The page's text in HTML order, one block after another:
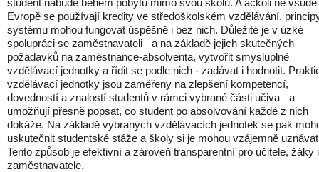
student nabude během pobytu mimo svou školu. A ačkoli ne
Evropě se používají kredity ve středoškolském vzdělávání,
systému mohou fungovat úspěšně i bez nich. Důležité je v úzké
spolupráci se zaměstnavateli
a na základě jejich skutečných
požadavků na zaměstnance-absolventa, vytvořit smysluplné
vzdělávací jednotky a řídit se podle nich - zadávat i hodnotit.
vzdělávací jednotky jsou zaměřeny na zlepšení kompetencí,
dovedností a znalostí studentů v rámci vybrané části učiva
a
umožňují přesně popsat, co student po absolvování každé z nich
dokáže. Na základě vybraných vzdělávacích jednotek
uskutečnit studentské stáže a školy si je mohou vzájemně
Tento způsob je efektivní a zároveň transparentní pro učitele, žáky i
zaměstnavatele.